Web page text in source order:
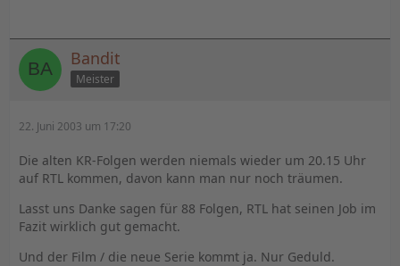
Bandit
Meister
22. Juni 2003 um 17:20
Die alten KR-Folgen werden niemals wieder um 20.15 Uhr
auf RTL kommen, davon kann man nur noch träumen.
Lasst uns Danke sagen für 88 Folgen, RTL hat seinen Job im
Fazit wirklich gut gemacht.
Und der Film / die neue Serie kommt ja. Nur Geduld.